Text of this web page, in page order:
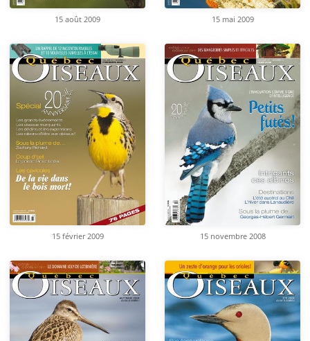
15 août 2009 15 mai 2009
15 février 2009 15 novembre 2008